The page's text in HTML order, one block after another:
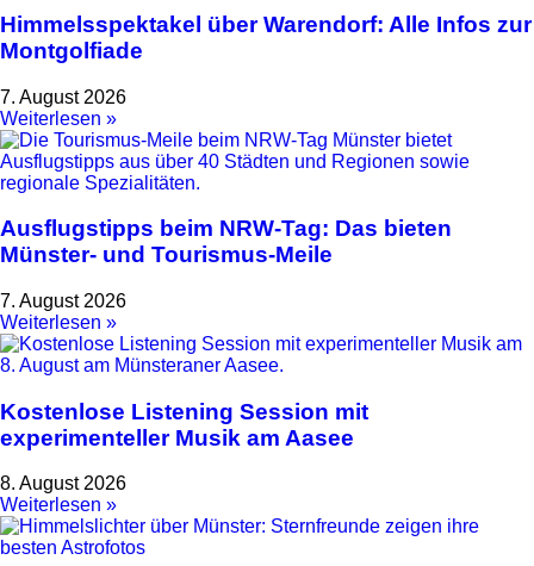
Himmelsspektakel über Warendorf: Alle Infos zur
Montgolfiade
7. August 2026
Weiterlesen »
Ausflugstipps beim NRW-Tag: Das bieten
Münster- und Tourismus-Meile
7. August 2026
Weiterlesen »
Kostenlose Listening Session mit
experimenteller Musik am Aasee
8. August 2026
Weiterlesen »